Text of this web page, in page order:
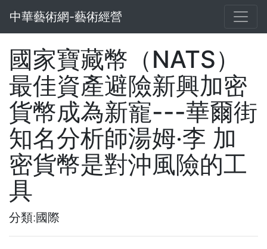
中華藝術網-藝術經營
國家寶藏幣（NATS）
最佳資產避險新興加密
貨幣成為新寵---華爾街
知名分析師湯姆‧李 加
密貨幣是對沖風險的工
具
分類:國際